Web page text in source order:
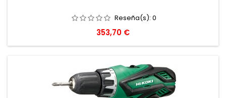
Reseña(s): 0
Precio
353,70 €